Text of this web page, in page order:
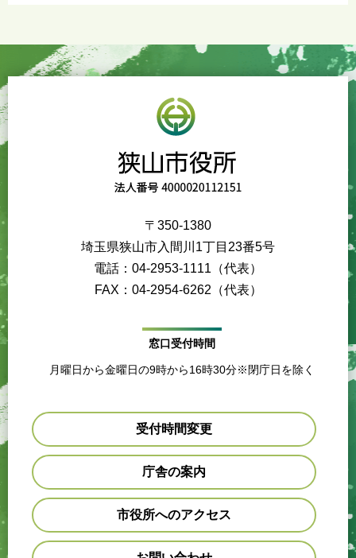
〒350-1380
埼玉県狭山市入間川1丁目23番5号
電話：04-2953-1111（代表）
FAX：04-2954-6262（代表）
窓口受付時間
月曜日から金曜日の9時から16時30分※閉庁日を除く
受付時間変更
庁舎の案内
市役所へのアクセス